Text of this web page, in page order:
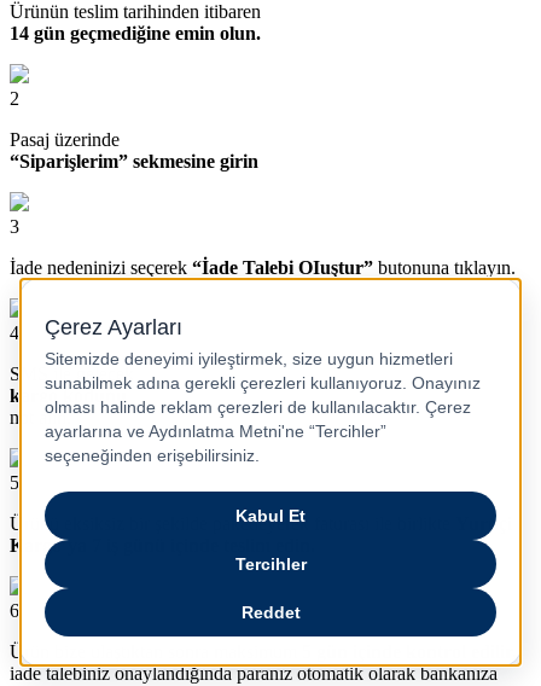
Ürünün teslim tarihinden itibaren
14 gün geçmediğine emin olun.
2
Pasaj üzerinde
“Siparişlerim” sekmesine girin
3
İade nedeninizi seçerek “İade Talebi OIuştur” butonuna tıklayın.
4
SMS ile gelecek
kargo kodunu
not alın.
5
Ürünü eksiksiz bir şekilde paketleyerek faturası ile birlikte
Yurtiçi
Kargo’ya 7 iş günü içinde teslim edin.
6
Ürün bize ulaştıktan sonra maksimum
iade talebiniz onaylandığında paranız otomatik olarak bankanıza